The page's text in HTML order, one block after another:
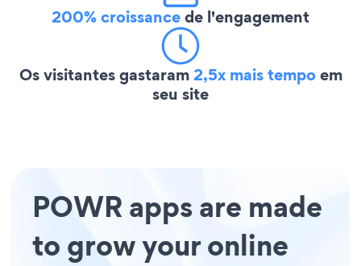
200% croissancede l'engagement
Os visitantes gastaram2,5x mais tempoem
seu site
POWR apps are made
to grow your online